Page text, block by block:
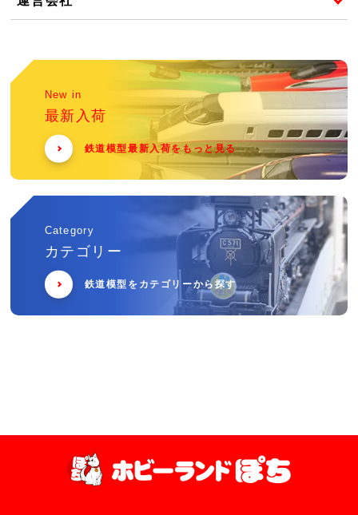
New in
最新入荷
鉄道模型最新入荷をもっと見る
Category
カテゴリー
鉄道模型をカテゴリーから探す